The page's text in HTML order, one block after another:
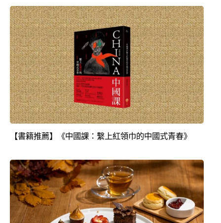
【書籍推薦】《中國課：繫上紅領巾的中國式青春》